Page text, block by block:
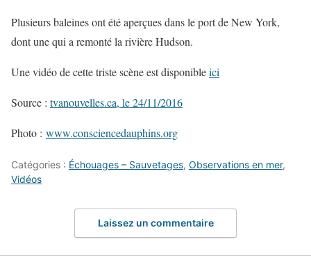
Plusieurs baleines ont été aperçues dans le port de New York,
dont une qui a remonté la rivière Hudson.
Une vidéo de cette triste scène est disponibleici
Source : tvanouvelles.ca, le 24/11/2016
Photo : www.consciencedauphins.org
Catégories : Échouages – Sauvetages, Observations en mer,
Vidéos
Laissez un commentaire